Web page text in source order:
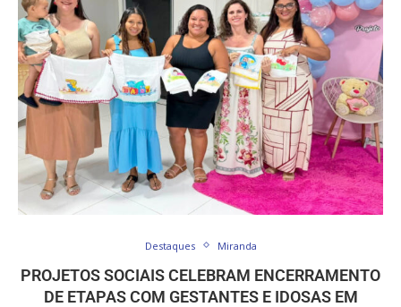
Destaques Miranda
PROJETOS SOCIAIS CELEBRAM ENCERRAMENTO
DE ETAPAS COM GESTANTES E IDOSAS EM